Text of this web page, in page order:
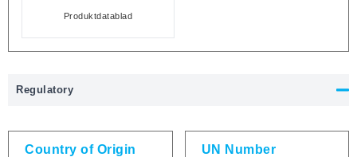
Produktdatablad
Regulatory
Country of Origin
UN Number